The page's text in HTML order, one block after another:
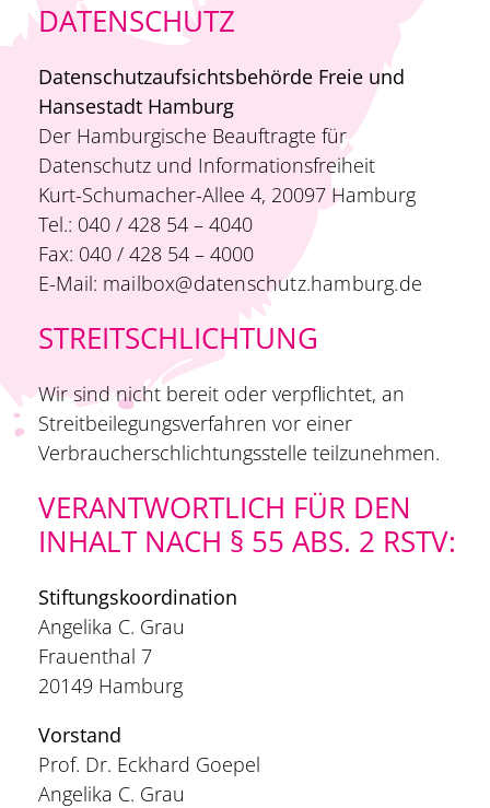
DATENSCHUTZ
Datenschutzaufsichtsbehörde Freie und
Hansestadt Hamburg
Der Hamburgische Beauftragte für
Datenschutz und Informationsfreiheit
Kurt-Schumacher-Allee 4, 20097 Hamburg
Tel.: 040 / 428 54 – 4040
Fax: 040 / 428 54 – 4000
E-Mail: mailbox@datenschutz.hamburg.de
STREITSCHLICHTUNG
Wir sind nicht bereit oder verpflichtet, an
Streitbeilegungsverfahren vor einer
Verbraucherschlichtungsstelle teilzunehmen.
VERANTWORTLICH FÜR DEN
INHALT NACH § 55 ABS. 2 RSTV:
Stiftungskoordination
Angelika C. Grau
Frauenthal 7
20149 Hamburg
Vorstand
Prof. Dr. Eckhard Goepel
Angelika C. Grau